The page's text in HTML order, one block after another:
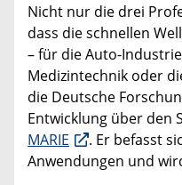
Nicht nur die drei
dass die schnellen
– für die Auto-
Medizintechnik oder
die Deutsche
Entwicklung über den
MARIE
. Er befasst
Anwendungen und